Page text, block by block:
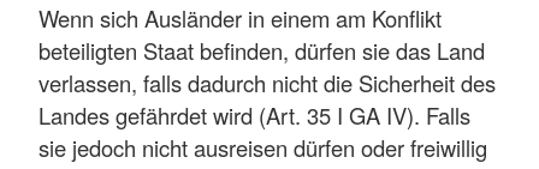
Wenn sich Ausländer in einem am Konflikt
beteiligten Staat befinden, dürfen sie das Land
verlassen, falls dadurch nicht die Sicherheit des
Landes gefährdet wird (Art. 35 I GA IV). Falls
sie jedoch nicht ausreisen dürfen oder freiwillig